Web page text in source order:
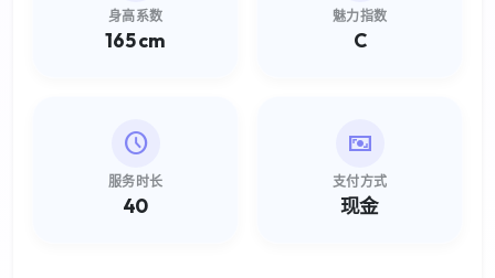
身高系数
165 cm
魅力指数
C
schedule
服务时长
40
universal_currency_alt
支付方式
现金